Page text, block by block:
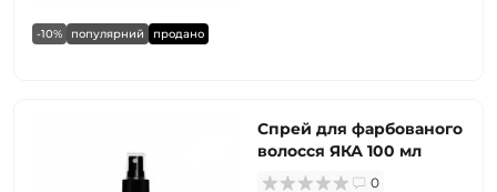
-10% популярний продано
Спрей для фарбованого
волосся ЯКА 100 мл
0